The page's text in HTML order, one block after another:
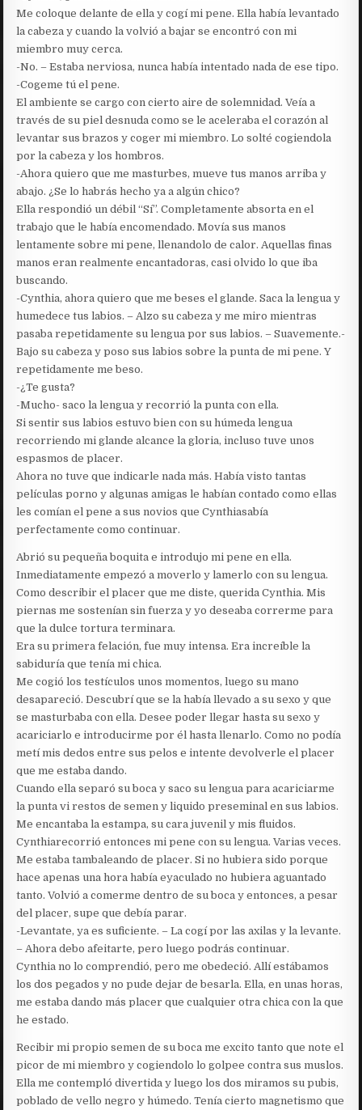
Me coloque delante de ella y cogí mi pene. Ella había levantado
la cabeza y cuando la volvió a bajar se encontró con mi
miembro muy cerca.
-No. – Estaba nerviosa, nunca había intentado nada de ese tipo.
-Cogeme tú el pene.
El ambiente se cargo con cierto aire de solemnidad. Veía a
través de su piel desnuda como se le aceleraba el corazón al
levantar sus brazos y coger mi miembro. Lo solté cogiendola
por la cabeza y los hombros.
-Ahora quiero que me masturbes, mueve tus manos arriba y
abajo. ¿Se lo habrás hecho ya a algún chico?
Ella respondió un débil “Sí”. Completamente absorta en el
trabajo que le había encomendado. Movía sus manos
lentamente sobre mi pene, llenandolo de calor. Aquellas finas
manos eran realmente encantadoras, casi olvido lo que iba
buscando.
-Cynthia, ahora quiero que me beses el glande. Saca la lengua y
humedece tus labios. – Alzo su cabeza y me miro mientras
pasaba repetidamente su lengua por sus labios. – Suavemente.-
Bajo su cabeza y poso sus labios sobre la punta de mi pene. Y
repetidamente me beso.
-¿Te gusta?
-Mucho- saco la lengua y recorrió la punta con ella.
Si sentir sus labios estuvo bien con su húmeda lengua
recorriendo mi glande alcance la gloria, incluso tuve unos
espasmos de placer.
Ahora no tuve que indicarle nada más. Había visto tantas
películas porno y algunas amigas le habían contado como ellas
les comían el pene a sus novios que Cynthiasabía
perfectamente como continuar.
Abrió su pequeña boquita e introdujo mi pene en ella.
Inmediatamente empezó a moverlo y lamerlo con su lengua.
Como describir el placer que me diste, querida Cynthia. Mis
piernas me sostenían sin fuerza y yo deseaba correrme para
que la dulce tortura terminara.
Era su primera felación, fue muy intensa. Era increíble la
sabiduría que tenía mi chica.
Me cogió los testículos unos momentos, luego su mano
desapareció. Descubrí que se la había llevado a su sexo y que
se masturbaba con ella. Desee poder llegar hasta su sexo y
acariciarlo e introducirme por él hasta llenarlo. Como no podía
metí mis dedos entre sus pelos e intente devolverle el placer
que me estaba dando.
Cuando ella separó su boca y saco su lengua para acariciarme
la punta vi restos de semen y liquido preseminal en sus labios.
Me encantaba la estampa, su cara juvenil y mis fluidos.
Cynthiarecorrió entonces mi pene con su lengua. Varias veces.
Me estaba tambaleando de placer. Si no hubiera sido porque
hace apenas una hora había eyaculado no hubiera aguantado
tanto. Volvió a comerme dentro de su boca y entonces, a pesar
del placer, supe que debía parar.
-Levantate, ya es suficiente. – La cogí por las axilas y la levante.
– Ahora debo afeitarte, pero luego podrás continuar.
Cynthia no lo comprendió, pero me obedeció. Allí estábamos
los dos pegados y no pude dejar de besarla. Ella, en unas horas,
me estaba dando más placer que cualquier otra chica con la que
he estado.
Recibir mi propio semen de su boca me excito tanto que note el
picor de mi miembro y cogiendolo lo golpee contra sus muslos.
Ella me contempló divertida y luego los dos miramos su pubis,
poblado de vello negro y húmedo. Tenía cierto magnetismo que